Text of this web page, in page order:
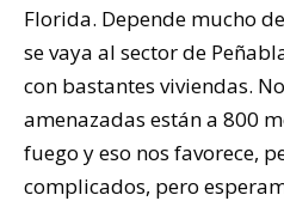
Florida. Depende mucho
se vaya al sector de
con bastantes viviendas.
amenazadas están a 800
fuego y eso nos favorece,
complicados, pero